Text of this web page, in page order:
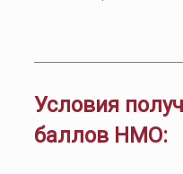
Условия
баллов НМО: